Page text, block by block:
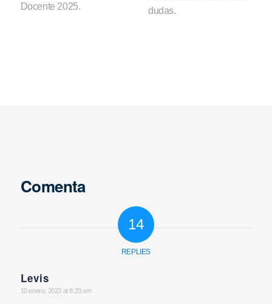
Docente 2025.
dudas.
Comenta
14
REPLIES
Levis
says:
10 enero, 2023 at 8:23 am